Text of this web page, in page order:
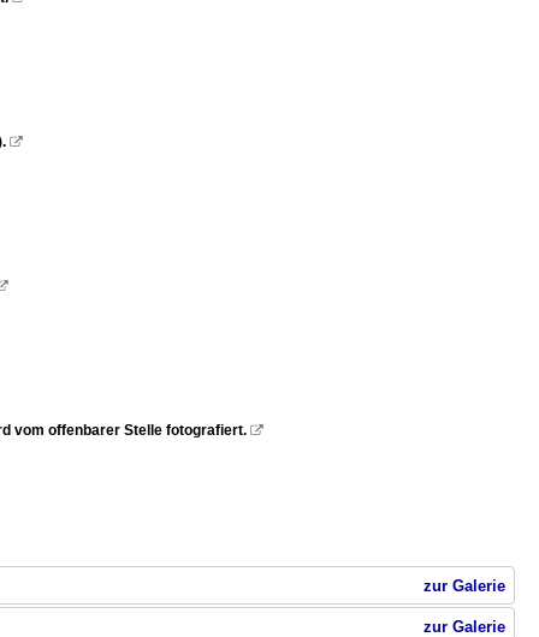

vom offenbarer Stelle fotografiert. 
zur Galerie
zur Galerie